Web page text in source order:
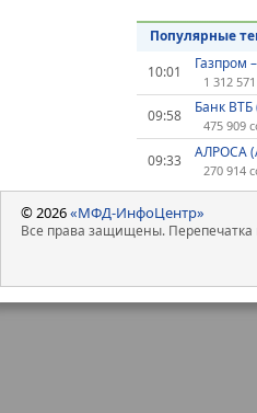
Популярные
10:01
Газпром
1 312
09:58 Банк ВТБ
475 909
09:33 АЛРОСА
270 914
© 2026«МФД-ИнфоЦентр»
Все права защищены. Перепечатка